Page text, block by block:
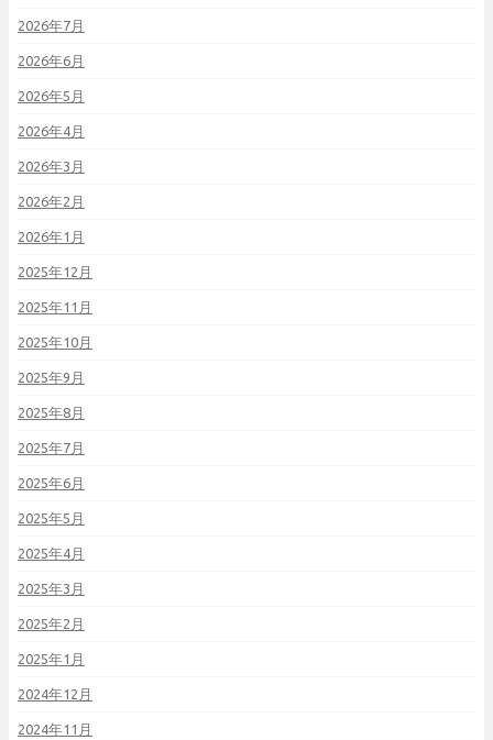
2026年7月
2026年6月
2026年5月
2026年4月
2026年3月
2026年2月
2026年1月
2025年12月
2025年11月
2025年10月
2025年9月
2025年8月
2025年7月
2025年6月
2025年5月
2025年4月
2025年3月
2025年2月
2025年1月
2024年12月
2024年11月